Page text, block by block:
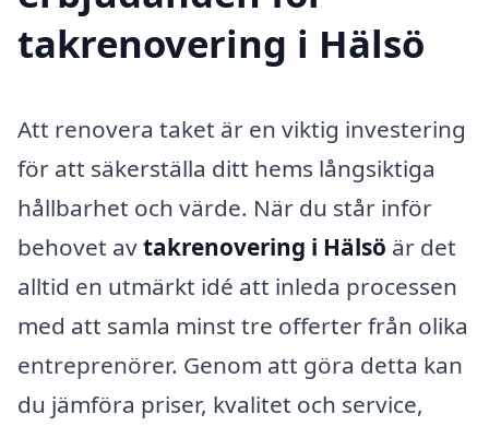
takrenovering i Hälsö
Att renovera taket är en viktig investering
för att säkerställa ditt hems långsiktiga
hållbarhet och värde. När du står inför
behovet avtakrenovering i Hälsö är det
alltid en utmärkt idé att inleda processen
med att samla minst tre offerter från olika
entreprenörer. Genom att göra detta kan
du jämföra priser, kvalitet och service,